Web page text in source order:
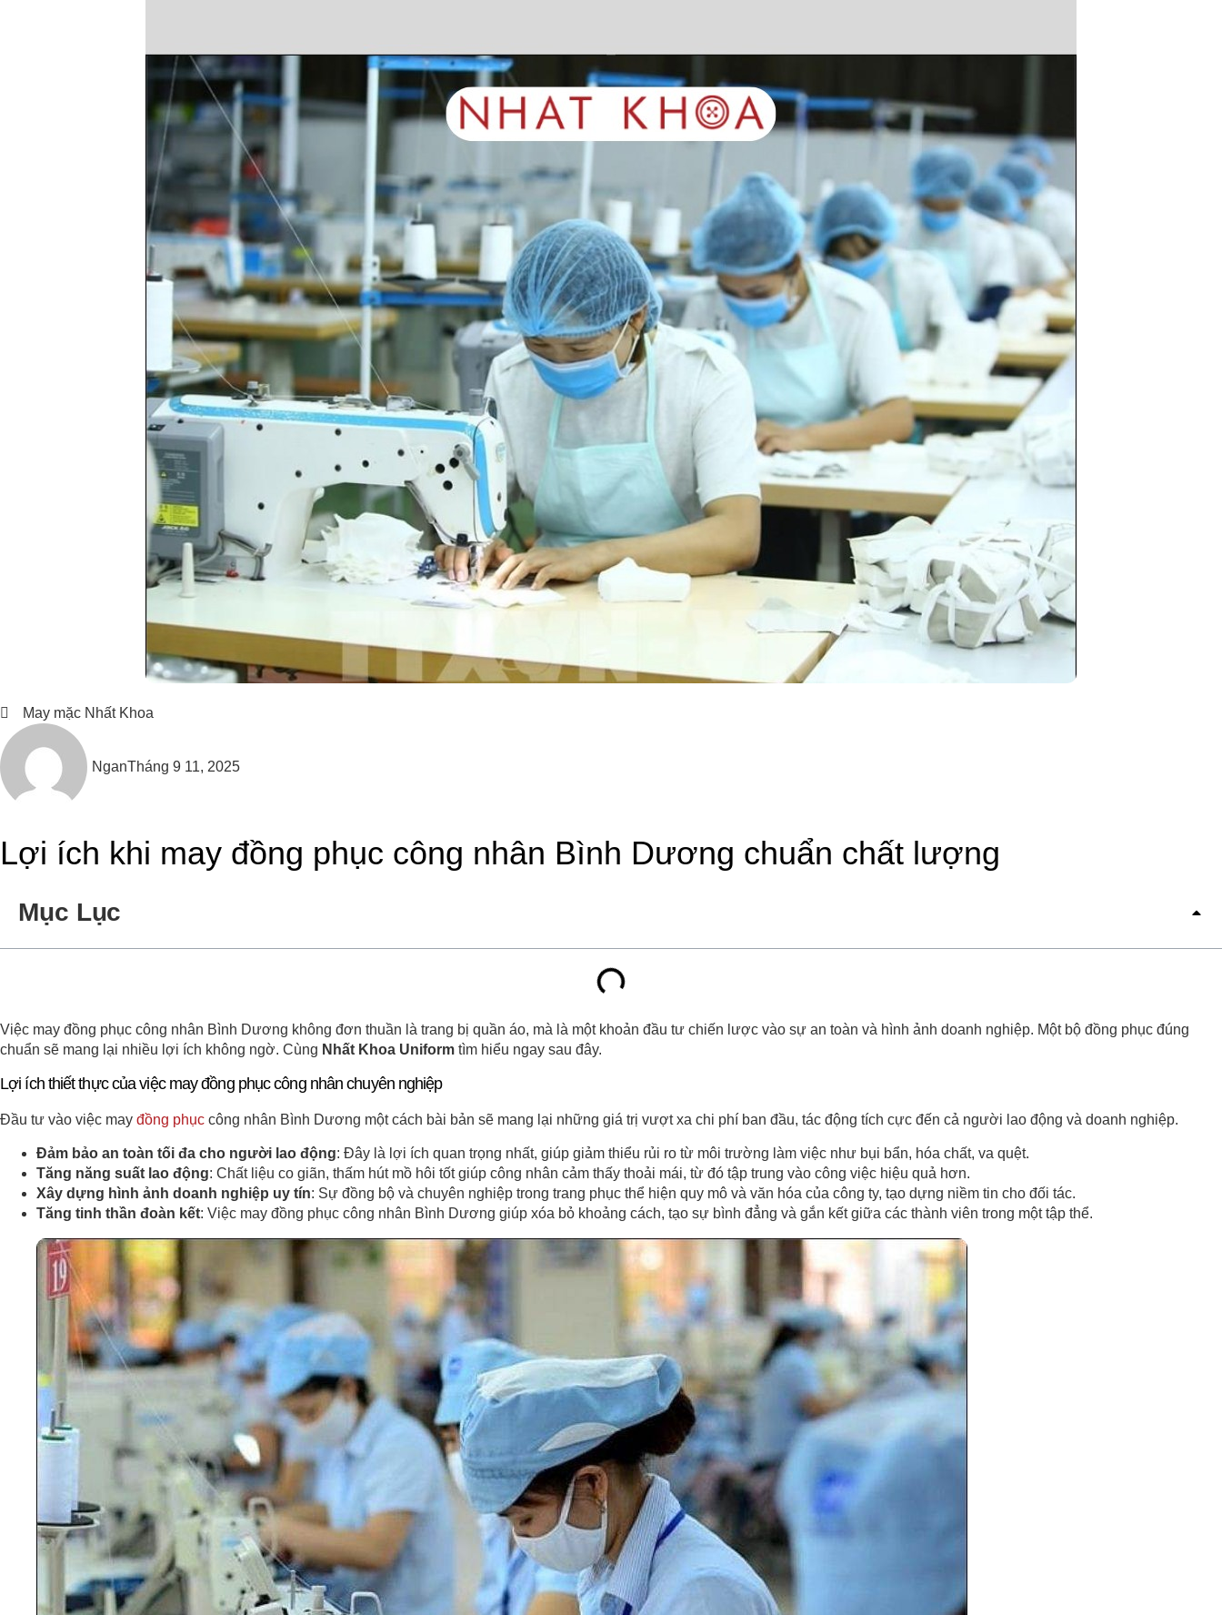
May mặc Nhất Khoa
NganTháng 9 11, 2025
Lợi ích khi may đồng phục công nhân Bình Dương chuẩn chất lượng
Mục Lục
Việc may đồng phục công nhân Bình Dương không đơn thuần là trang bị quần áo, mà là một khoản đầu tư chiến lược vào sự an toàn và hình ảnh doanh nghiệp. Một bộ đồng phục đúng
chuẩn sẽ mang lại nhiều lợi ích không ngờ. Cùng Nhất Khoa Uniform tìm hiểu ngay sau đây.
Lợi ích thiết thực của việc may đồng phục công nhân chuyên nghiệp
Đầu tư vào việc may đồng phục công nhân Bình Dương một cách bài bản sẽ mang lại những giá trị vượt xa chi phí ban đầu, tác động tích cực đến cả người lao động và doanh nghiệp.
Đảm bảo an toàn tối đa cho người lao động: Đây là lợi ích quan trọng nhất, giúp giảm thiểu rủi ro từ môi trường làm việc như bụi bẩn, hóa chất, va quệt.
Tăng năng suất lao động: Chất liệu co giãn, thấm hút mồ hôi tốt giúp công nhân cảm thấy thoải mái, từ đó tập trung vào công việc hiệu quả hơn.
Xây dựng hình ảnh doanh nghiệp uy tín: Sự đồng bộ và chuyên nghiệp trong trang phục thể hiện quy mô và văn hóa của công ty, tạo dựng niềm tin cho đối tác.
Tăng tinh thần đoàn kết: Việc may đồng phục công nhân Bình Dương giúp xóa bỏ khoảng cách, tạo sự bình đẳng và gắn kết giữa các thành viên trong một tập thể.